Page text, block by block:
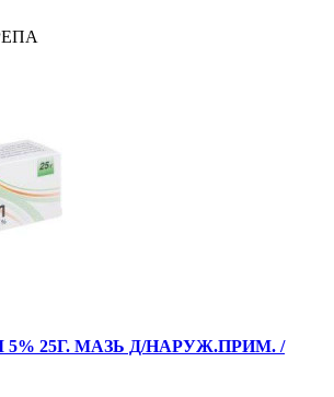
25Г. МАЗЬ Д/НАРУЖ.ПРИМ. /